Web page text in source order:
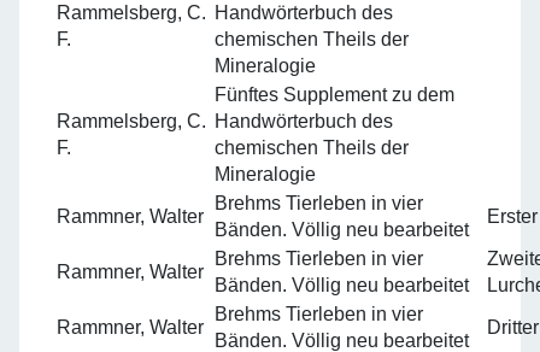
Rammelsberg, C.
F.
Handwörterbuch des
chemischen Theils der
Mineralogie
Rammelsberg, C.
F.
Fünftes Supplement zu dem
Handwörterbuch des
chemischen Theils der
Mineralogie
Rammner, Walter
Brehms Tierleben in vier
Bänden. Völlig neu bearbeitet
Rammner, Walter
Brehms Tierleben in vier
Bänden. Völlig neu bearbeitet
Rammner, Walter
Brehms Tierleben in vier
Bänden. Völlig neu bearbeitet